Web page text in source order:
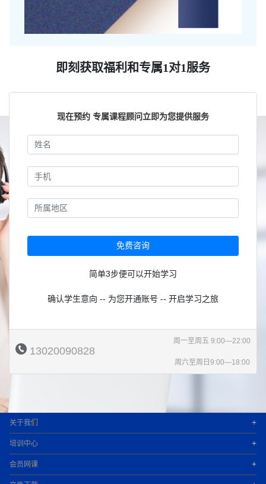
即刻获取福利和专属1对1服务
现在预约 专属课程顾问立即为您提供服务
免费咨询
简单3步便可以开始学习
确认学生意向 -- 为您开通账号 -- 开启学习之旅
13020090828
周一至周五 9:00—22:00
周六至周日9:00—18:00
关于我们 +
培训中心 +
会员网课 +